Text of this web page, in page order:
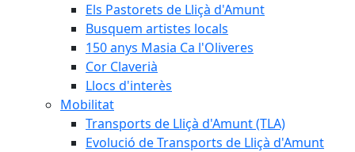
Els Pastorets de Lliçà d'Amunt
Busquem artistes locals
150 anys Masia Ca l'Oliveres
Cor Claverià
Llocs d'interès
Mobilitat
Transports de Lliçà d'Amunt (TLA)
Evolució de Transports de Lliçà d'Amunt